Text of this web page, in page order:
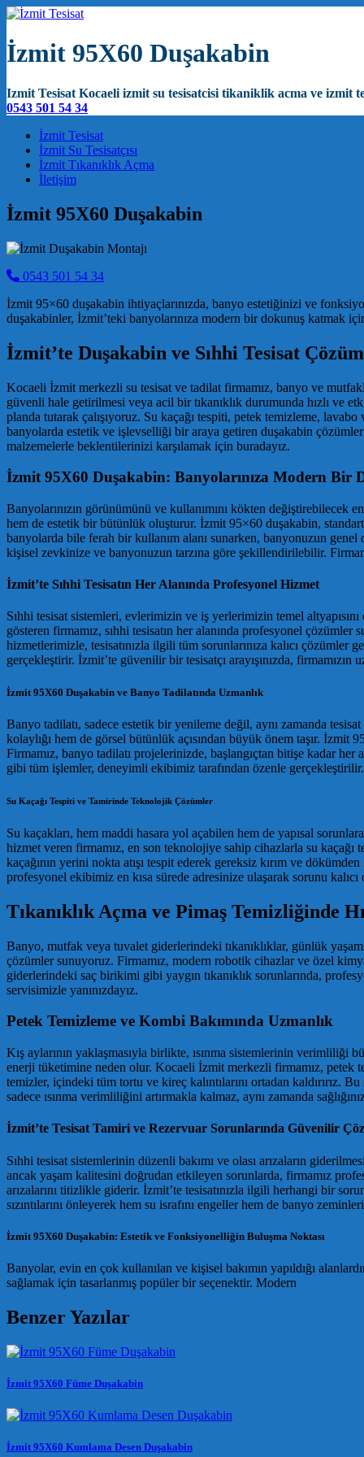
İzmit 95X60 Duşakabin
Izmit Tesisat Kocaeli izmit su tesisatcisi tikaniklik acma ve izmit
0543 501 54 34
Main Navigation
İzmit Tesisat
İzmit Su Tesisatçısı
İzmit Tıkanıklık Açma
İletişim
İzmit 95X60 Duşakabin
0543 501 54 34
İzmit 95×60 duşakabin ihtiyaçlarınızda, banyo estetiğinizi ve
duşakabinler, İzmit’teki banyolarınıza modern bir dokunuş katmak
İzmit’te Duşakabin ve Sıhhi Tesisat
Kocaeli İzmit merkezli su tesisat ve tadilat firmamız, banyo ve
güvenli hale getirilmesi veya acil bir tıkanıklık durumunda hızlı ve
planda tutarak çalışıyoruz. Su kaçağı tespiti, petek temizleme,
banyolarda estetik ve işlevselliği bir araya getiren duşakabin
malzemelerle beklentilerinizi karşılamak için buradayız.
İzmit 95X60 Duşakabin: Banyolarınıza Modern Bir
Banyolarınızın görünümünü ve kullanımını kökten
hem de estetik bir bütünlük oluşturur. İzmit 95×60 duşakabin,
banyolarda bile ferah bir kullanım alanı sunarken, banyonuzun
kişisel zevkinize ve banyonuzun tarzına göre şekillendirilebilir.
İzmit’te Sıhhi Tesisatın Her Alanında Profesyonel Hizmet
Sıhhi tesisat sistemleri, evlerimizin ve iş yerlerimizin temel
gösteren firmamız, sıhhi tesisatın her alanında profesyonel
hizmetlerimizle, tesisatınızla ilgili tüm sorunlarınıza kalıcı çözümler
gerçekleştirir. İzmit’te güvenilir bir tesisatçı arayışınızda,
İzmit 95X60 Duşakabin ve Banyo Tadilatında Uzmanlık
Banyo tadilatı, sadece estetik bir yenileme değil, aynı zamanda
kolaylığı hem de görsel bütünlük açısından büyük önem taşır.
Firmamız, banyo tadilatı projelerinizde, başlangıçtan bitişe kadar
gibi tüm işlemler, deneyimli ekibimiz tarafından özenle
Su Kaçağı Tespiti ve Tamirinde Teknolojik Çözümler
Su kaçakları, hem maddi hasara yol açabilen hem de yapısal
hizmet veren firmamız, en son teknolojiye sahip cihazlarla su
kaçağının yerini nokta atışı tespit ederek gereksiz kırım ve
profesyonel ekibimiz en kısa sürede adresinize ulaşarak sorunu
Tıkanıklık Açma ve Pimaş Temizliğinde
Banyo, mutfak veya tuvalet giderlerindeki tıkanıklıklar, günlük
çözümler sunuyoruz. Firmamız, modern robotik cihazlar ve özel
giderlerindeki saç birikimi gibi yaygın tıkanıklık sorunlarında,
servisimizle yanınızdayız.
Petek Temizleme ve Kombi Bakımında Uzmanlık
Kış aylarının yaklaşmasıyla birlikte, ısınma sistemlerinin verimliliği
enerji tüketimine neden olur. Kocaeli İzmit merkezli firmamız, petek
temizler, içindeki tüm tortu ve kireç kalıntılarını ortadan kaldırırız.
sadece ısınma verimliliğini artırmakla kalmaz, aynı zamanda
İzmit’te Tesisat Tamiri ve Rezervuar Sorunlarında Güvenilir
Sıhhi tesisat sistemlerinin düzenli bakımı ve olası arızaların
ancak yaşam kalitesini doğrudan etkileyen sorunlarda, firmamız
arızalarını titizlikle giderir. İzmit’te tesisatınızla ilgili herhangi bir
sızıntılarını önleyerek hem su israfını engeller hem de banyo
İzmit 95X60 Duşakabin: Estetik ve Fonksiyonelliğin Buluşma Noktası
Banyolar, evin en çok kullanılan ve kişisel bakımın yapıldığı
sağlamak için tasarlanmış popüler bir seçenektir. Modern
Benzer Yazılar
İzmit 95X60 Füme Duşakabin
İzmit 95X60 Kumlama Desen Duşakabin